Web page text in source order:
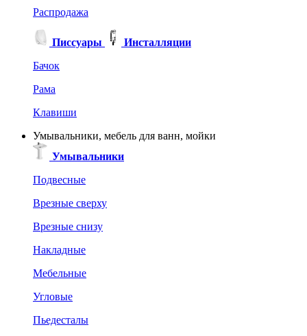
Распродажа
Писсуары
Инсталляции
Бачок
Рама
Клавиши
Умывальники, мебель для ванн, мойки
Умывальники
Подвесные
Врезные сверху
Врезные снизу
Накладные
Мебельные
Угловые
Пьедесталы